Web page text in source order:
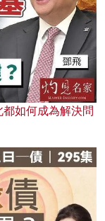
如何成為解決問